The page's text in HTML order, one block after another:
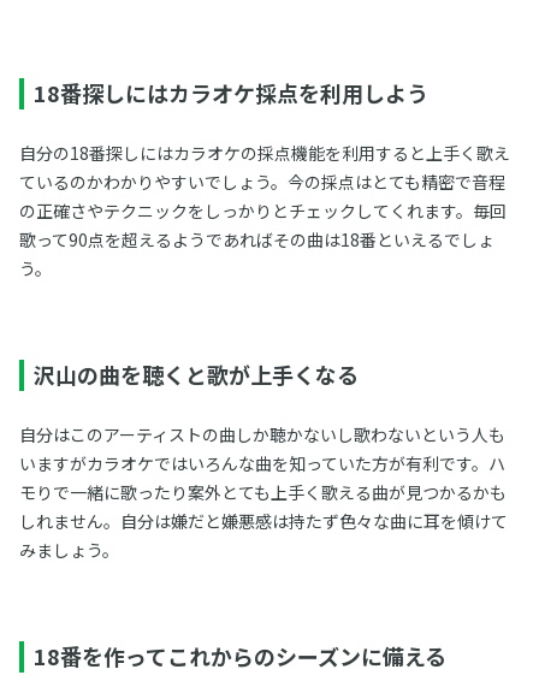
18番探しにはカラオケ採点を利用しよう
自分の18番探しにはカラオケの採点機能を利用すると上手く歌え
ているのかわかりやすいでしょう。今の採点はとても精密で音程
の正確さやテクニックをしっかりとチェックしてくれます。毎回
歌って90点を超えるようであればその曲は18番といえるでしょ
う。
沢山の曲を聴くと歌が上手くなる
自分はこのアーティストの曲しか聴かないし歌わないという人も
いますがカラオケではいろんな曲を知っていた方が有利です。ハ
モりで一緒に歌ったり案外とても上手く歌える曲が見つかるかも
しれません。自分は嫌だと嫌悪感は持たず色々な曲に耳を傾けて
みましょう。
18番を作ってこれからのシーズンに備える